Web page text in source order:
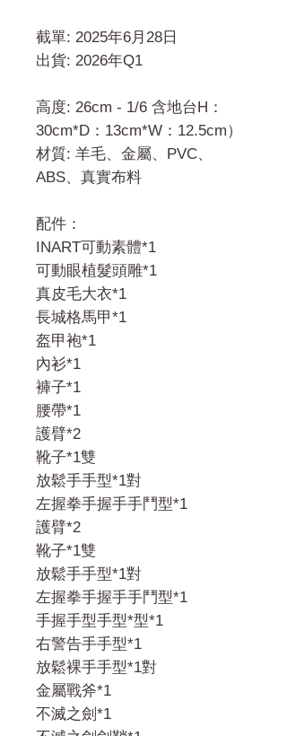
截單: 2025年6月28日
出貨: 2026年Q1
高度: 26cm - 1/6 含地台H：
30cm*D：13cm*W：12.5cm）
材質: 羊毛、金屬、PVC、
ABS、真實布料
配件：
INART可動素體*1
可動眼植髮頭雕*1
真皮毛大衣*1
長城格馬甲*1
盔甲袍*1
內衫*1
褲子*1
腰帶*1
護臂*2
靴子*1雙
放鬆手手型*1對
左握拳手握手手鬥型*1
護臂*2
靴子*1雙
放鬆手手型*1對
左握拳手握手手鬥型*1
手握手型手型*型*1
右警告手手型*1
放鬆裸手手型*1對
金屬戰斧*1
不滅之劍*1